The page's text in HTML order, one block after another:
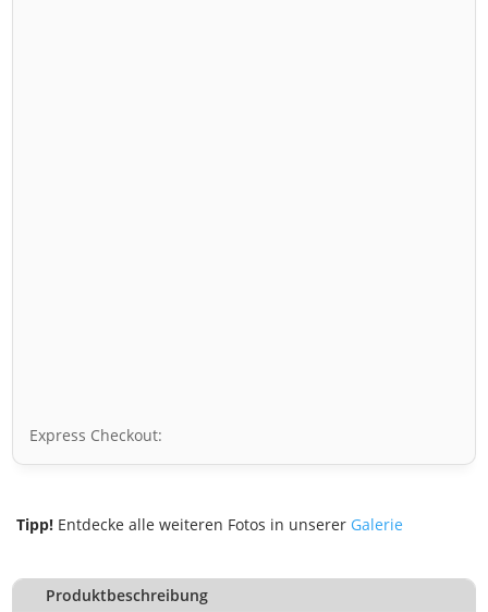
Express Checkout:
Tipp! Entdecke alle weiteren Fotos in unserer Galerie
Produktbeschreibung